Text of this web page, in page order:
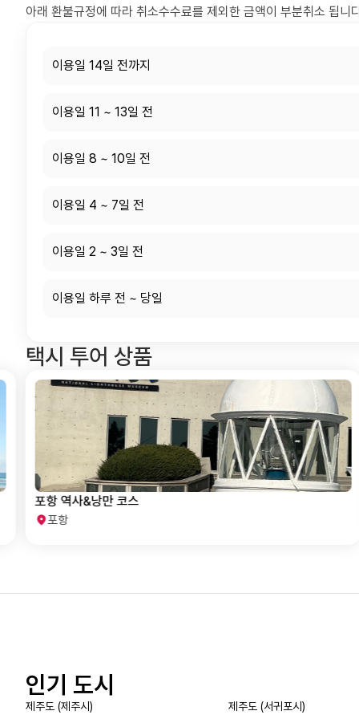
아래 환불규정에 따라 취소수수료를 제외한 금액이 부분취소 됩니
이용일 14일 전까지
이용일 11 ~ 13일 전
이용일 8 ~ 10일 전
이용일 4 ~ 7일 전
이용일 2 ~ 3일 전
이용일 하루 전 ~ 당일
택시 투어 상품
포항 역사&낭만 코스
포항
인기 도시
제주도 (제주시) 제주도 (서귀포시)